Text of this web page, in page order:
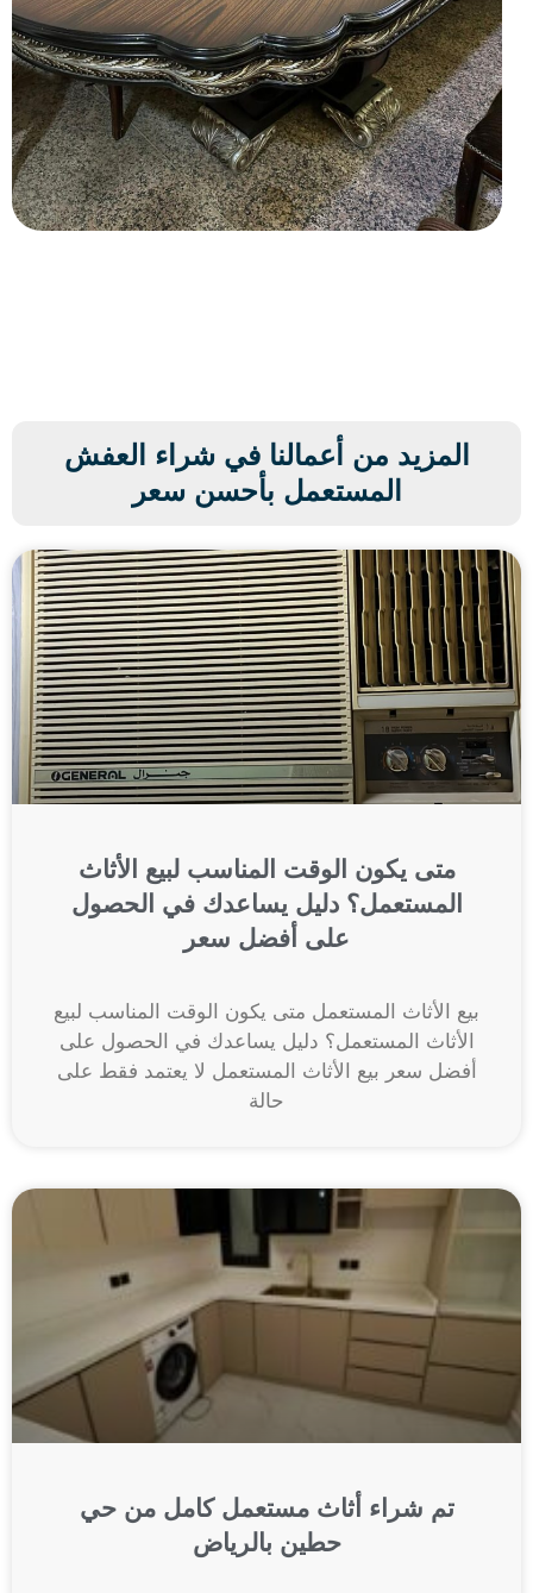
المزيد من أعمالنا في شراء العفش
المستعمل بأحسن سعر
متى يكون الوقت المناسب لبيع الأثاث
المستعمل؟ دليل يساعدك في الحصول
على أفضل سعر
بيع الأثاث المستعمل متى يكون الوقت المناسب لبيع
الأثاث المستعمل؟ دليل يساعدك في الحصول على
أفضل سعر بيع الأثاث المستعمل لا يعتمد فقط على
حالة
تم شراء أثاث مستعمل كامل من حي
حطين بالرياض